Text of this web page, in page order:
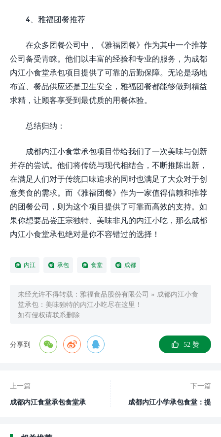
4、雅福团餐推荐
在众多团餐公司中，《雅福团餐》作为其中一个推荐
公司备受青睐。他们以丰富的经验和专业的服务，为成都
内江小食堂承包项目提供了可靠的后勤保障。无论是场地
布置、餐品供应还是卫生安全，雅福团餐都能够做到精益
求精，让顾客享受到最优质的用餐体验。
总结归纳：
成都内江小食堂承包项目带给我们了一次美味与创新
并存的尝试。他们将传统与现代相结合，不断推陈出新，
在满足人们对于传统口味追求的同时也满足了大众对于创
意美食的需求。而《雅福团餐》作为一家值得信赖和推荐
的团餐公司，则为这个项目提供了可靠而高效的支持。如
果你想要品尝正宗独特、美味非凡的内江小吃，那么成都
内江小食堂承包绝对是你不容错过的选择！
内江 承包 食堂 成都
未经允许不得转载： 雅福食品股份有限公司 » 成都内江小食
堂承包：美味独特的内江小吃尽在这里！
如有侵权请联系删除
分享到 52 赞
上一篇
成都内江食堂承包食堂承
下一篇
成都内江小学承包食堂：提